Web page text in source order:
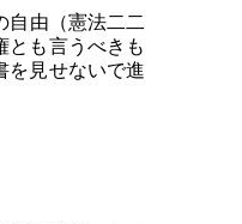
由（憲法二二
とも言うべきも
を見せないで進